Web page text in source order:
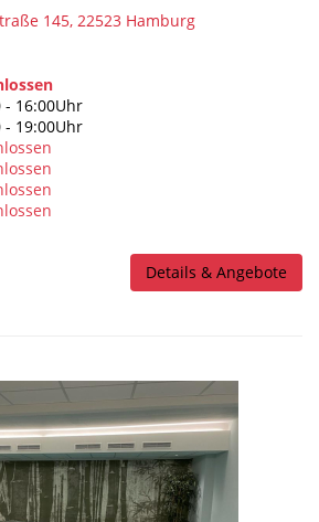
145, 22523 Hamburg
- 16:00Uhr
- 19:00Uhr
Details & Angebote